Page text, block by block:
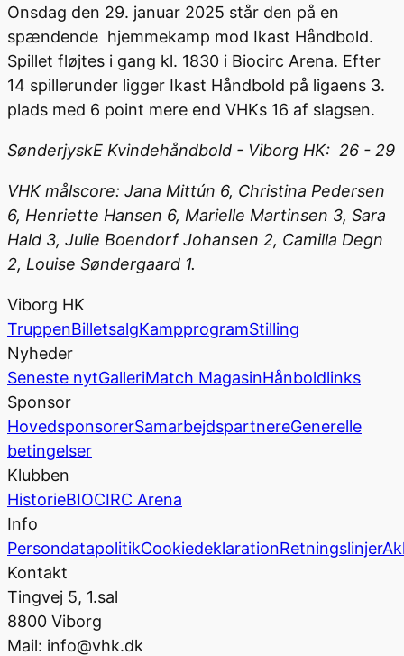
Onsdag den 29. januar 2025 står den på en
spændende hjemmekamp mod Ikast Håndbold.
Spillet fløjtes i gang kl. 1830 i Biocirc Arena. Efter
14 spillerunder ligger Ikast Håndbold på ligaens 3.
plads med 6 point mere end VHKs 16 af slagsen.
SønderjyskE Kvindehåndbold - Viborg HK: 26 - 29
VHK målscore: Jana Mittún 6, Christina Pedersen
6, Henriette Hansen 6, Marielle Martinsen 3, Sara
Hald 3, Julie Boendorf Johansen 2, Camilla Degn
2, Louise Søndergaard 1.
Viborg HK
TruppenBilletsalgKampprogramStilling
Nyheder
Seneste nytGalleriMatch MagasinHånboldlinks
Sponsor
HovedsponsorerSamarbejdspartnereGenerelle
betingelser
Klubben
HistorieBIOCIRC Arena
Info
PersondatapolitikCookiedeklarationRetningslinjer
Kontakt
Tingvej 5, 1.sal
8800 Viborg
Mail: info@vhk.dk